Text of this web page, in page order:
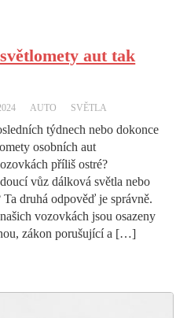
aut tak
AUTO SVĚTLA
týdnech nebo dokonce
osobních aut
příliš ostré?
vůz dálková světla nebo
druhá odpověď je správně.
vozovkách jsou osazeny
zákon porušující a […]